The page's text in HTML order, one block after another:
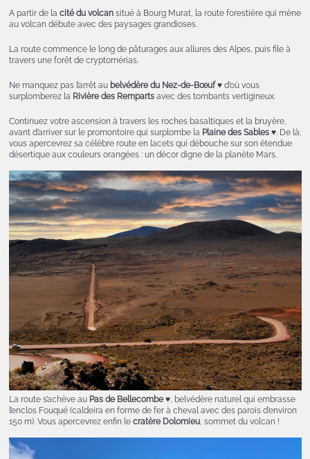
A partir de la cité du volcansitué à Bourg Murat, la route forestière qui mène
au volcan débute avec des paysages grandioses.
La route commence le long de pâturages aux allures des Alpes, puis file à
travers une forêt de cryptomérias.
Ne manquez pas l’arrêt au belvédère du Nez-de-Bœuf ♥d’où vous
surplomberez la Rivière des Rempartsavec des tombants vertigineux.
Continuez votre ascension à travers les roches basaltiques et la bruyère,
avant d’arriver sur le promontoire qui surplombe la Plaine des Sables ♥. De là,
vous apercevrez sa célèbre route en lacets qui débouche sur son étendue
désertique aux couleurs orangées : un décor digne de la planète Mars.
La route s’achève au Pas de Bellecombe ♥, belvédère naturel qui embrasse
l’enclos Fouqué (caldeira en forme de fer à cheval avec des parois d’environ
150 m). Vous apercevrez enfin le cratère Dolomieu, sommet du volcan !